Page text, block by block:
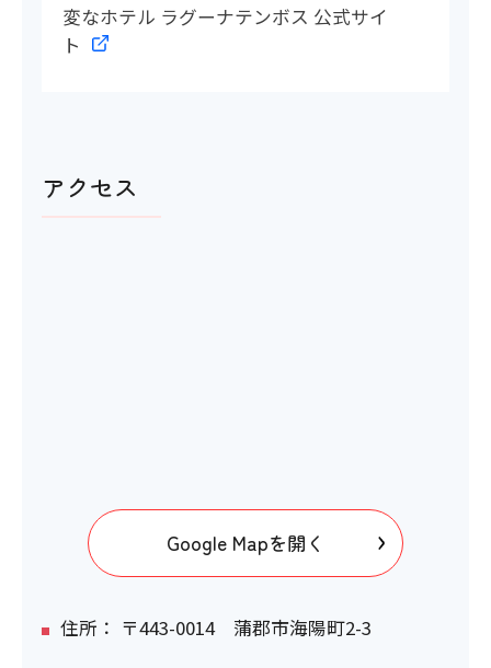
変なホテル ラグーナテンボス 公式サイ
ト
アクセス
Google Mapを開く
住所： 〒443-0014 蒲郡市海陽町2-3